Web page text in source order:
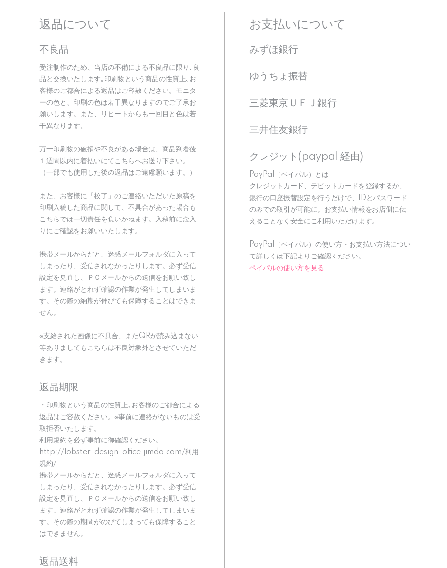
返品について
不良品
受注制作のため、当店の不備による不良品に限り､良
品と交換いたします｡印刷物という商品の性質上､お
客様のご都合による返品はご容赦ください。モニタ
ーの色と、印刷の色は若干異なりますのでご了承お
願いします。また、リピートからも一回目と色は若
干異なります。
万一印刷物の破損や不良がある場合は、商品到着後
１週間以内に着払いにてこちらへお送り下さい。
（一部でも使用した後の返品はご遠慮願います。）
また、お客様に「校了」のご連絡いただいた原稿を
印刷入稿した商品に関して、不具合があった場合も
こちらでは一切責任を負いかねます。入稿前に念入
りにご確認をお願いいたします。
携帯メールからだと、迷惑メールフォルダに入って
しまったり、受信されなかったりします。必ず受信
設定を見直し、ＰＣメールからの送信をお願い致し
ます。連絡がとれず確認の作業が発生してしまいま
す。その際の納期が伸びても保障することはできま
せん。
※支給された画像に不具合、またQRが読み込まない
等ありましてもこちらは不良対象外とさせていただ
きます。
返品期限
・印刷物という商品の性質上､お客様のご都合による
返品はご容赦ください。※事前に連絡がないものは受
取拒否いたします。
利用規約を必ず事前に御確認ください。
http://lobster-design-office.jimdo.com/利用
規約/
携帯メールからだと、迷惑メールフォルダに入って
しまったり、受信されなかったりします。必ず受信
設定を見直し、ＰＣメールからの送信をお願い致し
ます。連絡がとれず確認の作業が発生してしまいま
す。その際の期間がのびてしまっても保障すること
はできません。
返品送料
お支払いについて
みずほ銀行
ゆうちょ振替
三菱東京ＵＦＪ銀行
三井住友銀行
クレジット(paypal 経由)
PayPal（ペイパル）とは
クレジットカード、デビットカードを登録するか、
銀行の口座振替設定を行うだけで、IDとパスワード
のみでの取引が可能に。お支払い情報をお店側に伝
えることなく安全にご利用いただけます。
PayPal（ペイパル）の使い方・お支払い方法につい
て詳しくは下記よりご確認ください。
ペイパルの使い方を見る